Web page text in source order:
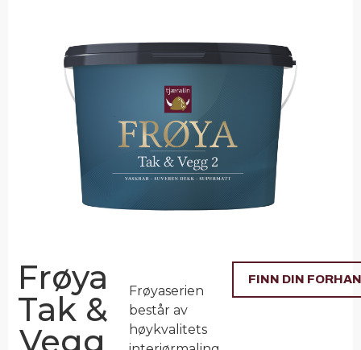
Frøyaserien
består av
høykvalitets
Frøya
Tak &
Vegg
FINN DIN